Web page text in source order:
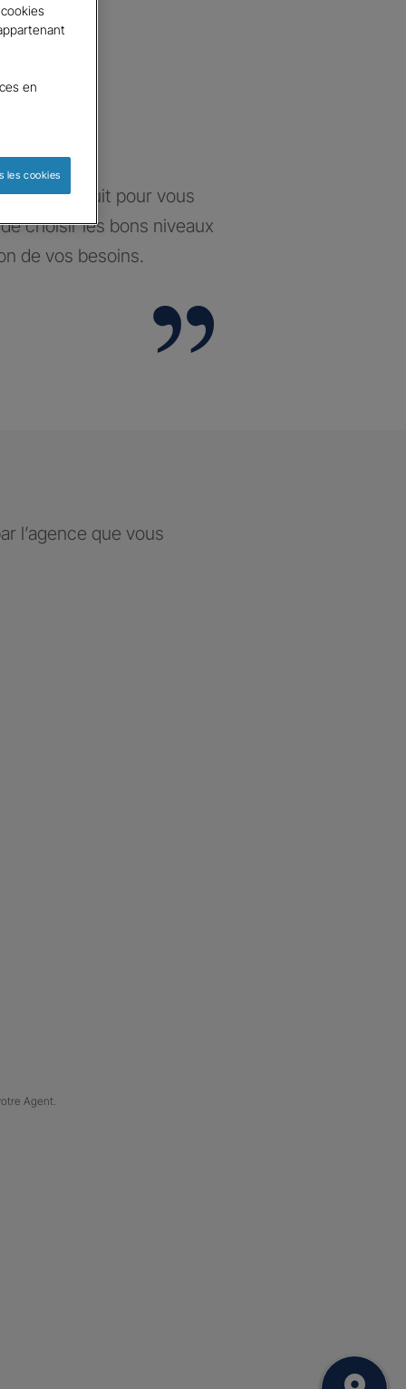
construit pour vous
choisir les bons niveaux
de vos besoins.
l’agence que vous
Agent.
en
les cookies